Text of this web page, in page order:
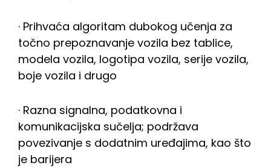
· Prihvaća algoritam dubokog učenja za
točno prepoznavanje vozila bez tablice,
modela vozila, logotipa vozila, serije vozila,
boje vozila i drugo
· Razna signalna, podatkovna i
komunikacijska sučelja; podržava
povezivanje s dodatnim uređajima, kao što
je barijera